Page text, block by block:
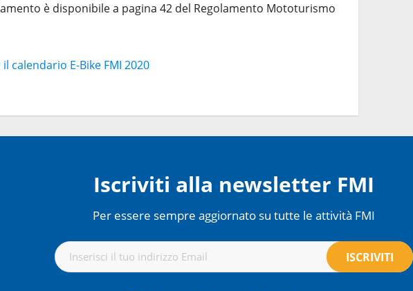
è disponibile a pagina 42 del Regolamento Mototurismo
calendario E-Bike FMI 2020
Iscriviti alla newsletter FMI
Per essere sempre aggiornato su tutte le attività FMI